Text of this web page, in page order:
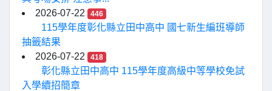
2026-07-22
446
115學年度彰化縣立田中高中 國七新生編班導師
抽籤結果
2026-07-22
418
彰化縣立田中高中 115學年度高級中等學校免試
入學續招簡章